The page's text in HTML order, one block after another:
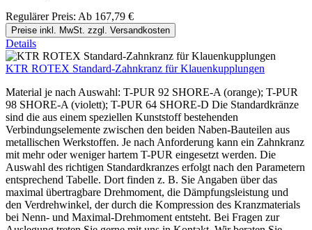
Regulärer Preis: Ab 167,79 €
Preise inkl. MwSt. zzgl. Versandkosten
Details
KTR ROTEX Standard-Zahnkranz für Klauenkupplungen
Material je nach Auswahl: T-PUR 92 SHORE-A (orange); T-PUR
98 SHORE-A (violett); T-PUR 64 SHORE-D Die Standardkränze
sind die aus einem speziellen Kunststoff bestehenden
Verbindungselemente zwischen den beiden Naben-Bauteilen aus
metallischen Werkstoffen. Je nach Anforderung kann ein Zahnkranz
mit mehr oder weniger hartem T-PUR eingesetzt werden. Die
Auswahl des richtigen Standardkranzes erfolgt nach den Parametern
entsprechend Tabelle. Dort finden z. B. Sie Angaben über das
maximal übertragbare Drehmoment, die Dämpfungsleistung und
den Verdrehwinkel, der durch die Kompression des Kranzmaterials
bei Nenn- und Maximal-Drehmoment entsteht. Bei Fragen zur